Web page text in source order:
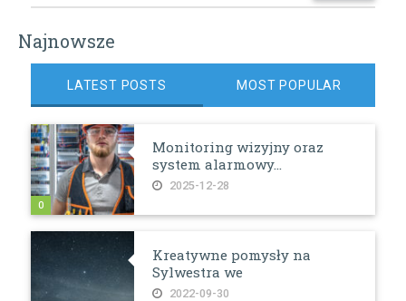
Najnowsze
LATEST POSTS MOST POPULAR
Monitoring wizyjny oraz
system alarmowy...
2025-12-28
0
Kreatywne pomysły na
Sylwestra we
2022-09-30